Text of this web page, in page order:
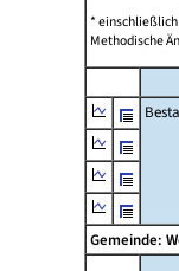
*
Methodische
Gemeinde: